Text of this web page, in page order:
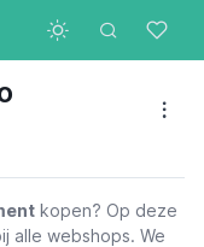
kopen? Op deze
alle webshops. We